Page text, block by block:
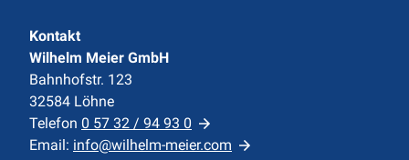
Kontakt
Wilhelm Meier GmbH
Bahnhofstr. 123
32584 Löhne
Telefon 0 57 32 / 94 93 0
Email: info@wilhelm-meier.com